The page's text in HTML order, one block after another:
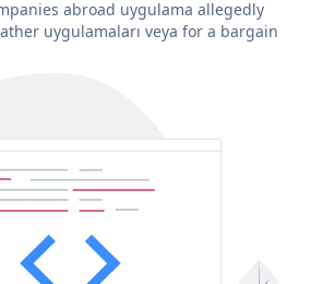
abroad uygulama allegedly
uygulamaları veya for a bargain